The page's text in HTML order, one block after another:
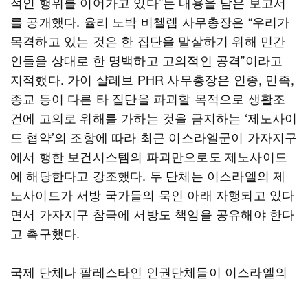
를 공개했다. 율리 노박 비첼렘 사무총장은 “우리가
목격하고 있는 것은 한 집단을 말살하기 위해 민간
인들을 상대로 한 명백하고 고의적인 공격”이라고
지적했다. 가이 샬레브 PHR 사무총장은 인종, 민족,
종교 등이 다른 타 집단을 파괴할 목적으로 생활조
건에 고의로 위해를 가하는 것을 금지하는 ‘제노사이
드 협약’의 조항에 따라 최근 이스라엘군이 가자지구
에서 행한 보건시스템의 파괴만으로도 제노사이드
에 해당한다고 강조했다. 두 단체는 이스라엘의 제
노사이드가 서방 국가들의 묵인 아래 자행되고 있다
면서 가자지구 참극에 서방도 책임을 공유해야 한다
고 촉구했다.
국제 단체나 팔레스타인 인권단체들이 이스라엘의